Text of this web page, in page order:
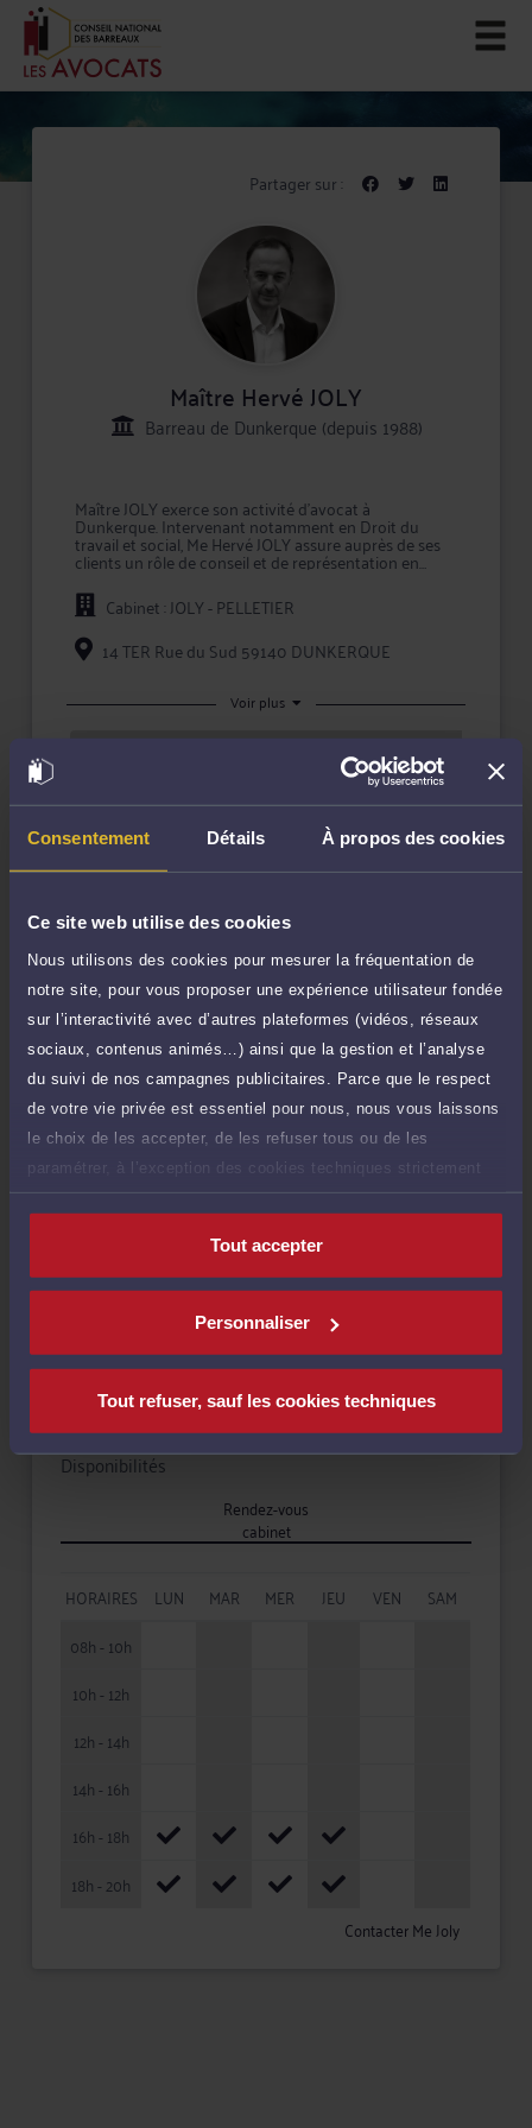
Consentement Détails À propos des cookies
Ce site web utilise des cookies
Nous utilisons des cookies pour mesurer la fréquentation de
notre site, pour vous proposer une expérience utilisateur fondée
sur l’interactivité avec d’autres plateformes (vidéos, réseaux
sociaux, contenus animés…) ainsi que la gestion et l’analyse
du suivi de nos campagnes publicitaires. Parce que le respect
de votre vie privée est essentiel pour nous, nous vous laissons
le choix de les accepter, de les refuser tous ou de les
paramétrer, à l’exception des cookies techniques strictement
nécessaires au fonctionnement du site.
Tout accepter
Personnaliser
Tout refuser, sauf les cookies techniques
Partager sur :
Maître Hervé JOLY
Barreau de Dunkerque (depuis 1988)
Maître JOLY exerce son activité d'avocat à
Dunkerque. Intervenant notamment en Droit du
travail et social, Me Hervé JOLY assure auprès de ses
clients un rôle de conseil et de représentation en
justice.
L'approche personnalisée mise en oeuvre par Me
JOLY permet d'assurer une prestation de conseil à
valeur ajoutée et une représentation en justice de
qualité devant les tribunaux.
Maître JOLY s'efforce de créer une relation de
mettre en oeuvre la meilleure stratégie possible, et
lors de litiges, défendre leurs intérêts avec ténacité et
Cabinet : JOLY - PELLETIER
14 TER Rue du Sud 59140 DUNKERQUE
Voir plus
0 €TTC
Prendre RDV
Compétences
Droit de la famille, des personnes et de leur patrimoine
Disponibilités
Rendez-vous
cabinet
HORAIRES LUN MAR MER JEU VEN
SAM
08h - 10h
10h - 12h
12h - 14h
14h - 16h
16h - 18h
18h - 20h
Contacter Me Joly